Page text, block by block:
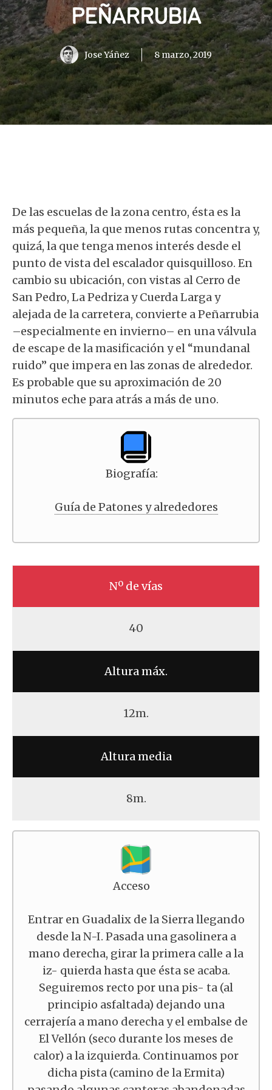
PEÑARRUBIA
Jose Yáñez 8 marzo, 2019
De las escuelas de la zona centro, ésta es la
más pequeña, la que menos rutas concentra y,
quizá, la que tenga menos interés desde el
punto de vista del escalador quisquilloso. En
cambio su ubicación, con vistas al Cerro de
San Pedro, La Pedriza y Cuerda Larga y
alejada de la carretera, convierte a Peñarrubia
–especialmente en invierno– en una válvula
de escape de la masificación y el “mundanal
ruido” que impera en las zonas de alrededor.
Es probable que su aproximación de 20
minutos eche para atrás a más de uno.
Biografía:
Guía de Patones y alrededores
Nº de vías
40
Altura máx.
12m.
Altura media
8m.
Acceso
Entrar en Guadalix de la Sierra llegando
desde la N-I. Pasada una gasolinera a
mano derecha, girar la primera calle a la
iz- quierda hasta que ésta se acaba.
Seguiremos recto por una pis- ta (al
principio asfaltada) dejando una
cerrajería a mano derecha y el embalse de
El Vellón (seco durante los meses de
calor) a la izquierda. Continuamos por
dicha pista (camino de la Ermita)